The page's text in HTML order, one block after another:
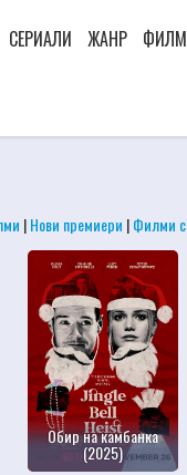
СЕРИАЛИ ЖАНР
|Нови премиери |Филми
Обир на камбанка
(2025)